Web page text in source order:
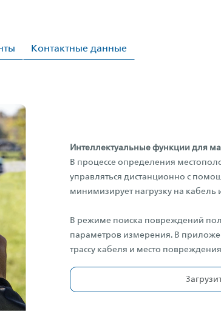
Контактные данные
Интеллектуальные функции для
В процессе определения
управляться дистанционно с
минимизирует нагрузку на кабель
В режиме поиска повреждений
параметров измерения. В
трассу кабеля и место